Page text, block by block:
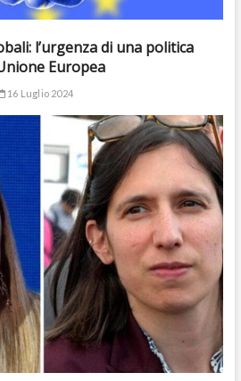
l’urgenza di una politica
Europea
16 Luglio 2024